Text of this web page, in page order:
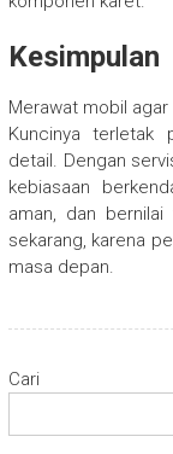
Kesimpulan
Merawat mobil
Kuncinya terletak
detail. Dengan
kebiasaan
aman, dan
sekarang, karena
masa depan.
Cari